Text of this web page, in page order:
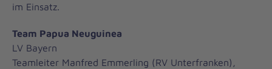
im Einsatz.
Team Papua Neuguinea
LV Bayern
Teamleiter Manfred Emmerling (RV Unterfranken),